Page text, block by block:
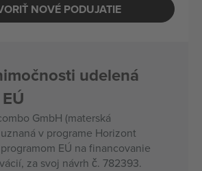
NOVÉ PODUJATIE
udelená
GmbH (materská
v programe Horizont
EÚ na financovanie
za svoj návrh č. 782393.